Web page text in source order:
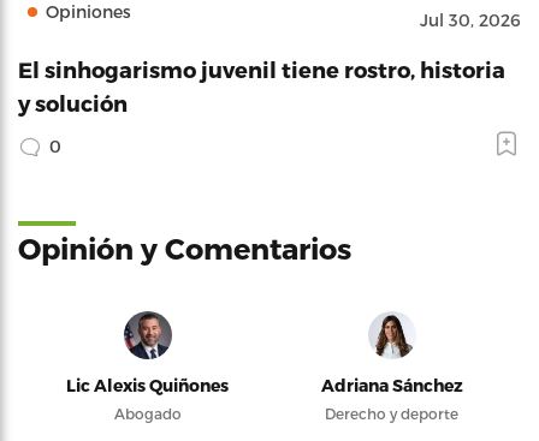
Opiniones Jul 30, 2026
El sinhogarismo juvenil tiene rostro, historia
y solución
0
Opinión y Comentarios
Lic Alexis Quiñones
Abogado
Adriana Sánchez
Derecho y deporte